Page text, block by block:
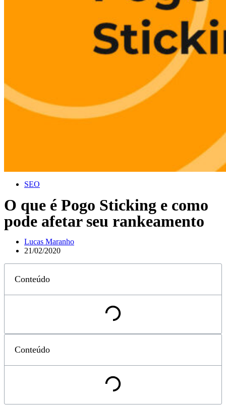
SEO
O que é Pogo Sticking e como
pode afetar seu rankeamento
Lucas Maranho
21/02/2020
Conteúdo
Conteúdo